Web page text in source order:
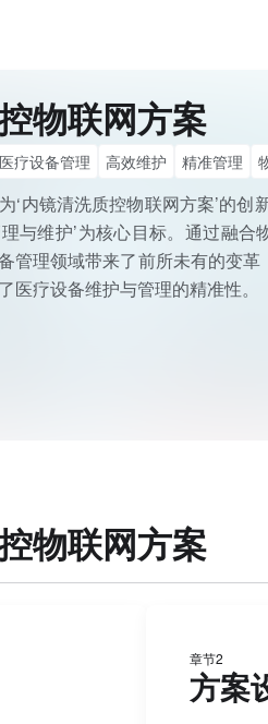
物联网方案
医疗设备管理 高效维护 精准管理
‘内镜清洗质控物联网方案’的创
与维护’为核心目标。通过融合
管理领域带来了前所未有的变
医疗设备维护与管理的精准性。
物联网方案
章节2
方案